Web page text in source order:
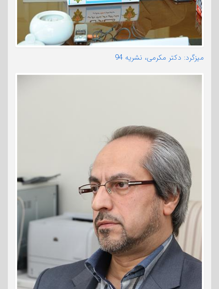
میزگرد: دکتر مکرمی، نشریه 94